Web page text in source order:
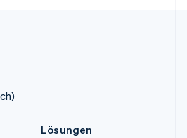
Lösungen